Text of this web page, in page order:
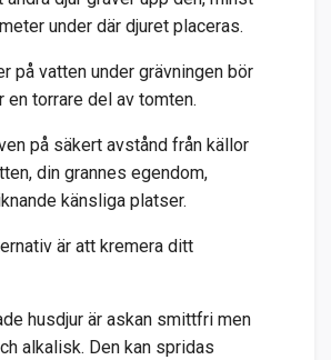
under där djuret placeras.
på vatten under grävningen bör
en torrare del av tomten.
på säkert avstånd från källor
din grannes egendom,
känsliga platser.
är att kremera ditt
husdjur är askan smittfri men
alkalisk. Den kan spridas